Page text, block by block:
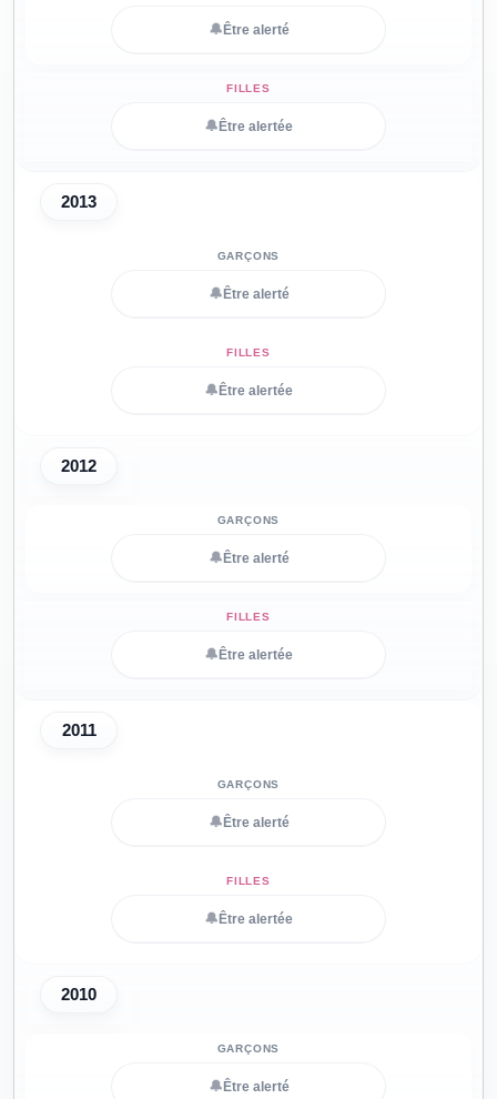
🔔 Être alerté
🔔 Être alertée
2013
🔔 Être alerté
🔔 Être alertée
2012
🔔 Être alerté
🔔 Être alertée
2011
🔔 Être alerté
🔔 Être alertée
2010
🔔 Être alerté